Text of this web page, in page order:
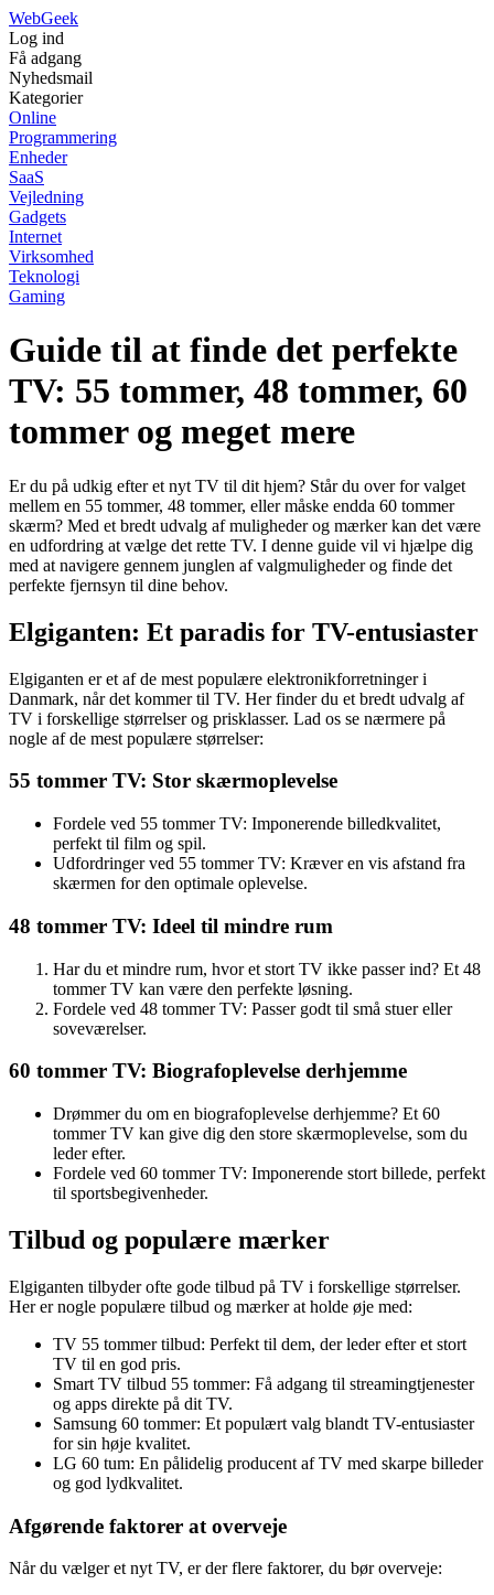
WebGeek
Log ind
Få adgang
Nyhedsmail
Kategorier
Online
Programmering
Enheder
SaaS
Vejledning
Gadgets
Internet
Virksomhed
Teknologi
Gaming
Guide til at finde det perfekte
TV: 55 tommer, 48 tommer, 60
tommer og meget mere
Er du på udkig efter et nyt TV til dit hjem? Står du over for valget
mellem en 55 tommer, 48 tommer, eller måske endda 60 tommer
skærm? Med et bredt udvalg af muligheder og mærker kan det være
en udfordring at vælge det rette TV. I denne guide vil vi hjælpe dig
med at navigere gennem junglen af valgmuligheder og finde det
perfekte fjernsyn til dine behov.
Elgiganten: Et paradis for TV-entusiaster
Elgiganten er et af de mest populære elektronikforretninger i
Danmark, når det kommer til TV. Her finder du et bredt udvalg af
TV i forskellige størrelser og prisklasser. Lad os se nærmere på
nogle af de mest populære størrelser:
55 tommer TV: Stor skærmoplevelse
Fordele ved 55 tommer TV: Imponerende billedkvalitet,
perfekt til film og spil.
Udfordringer ved 55 tommer TV: Kræver en vis afstand fra
skærmen for den optimale oplevelse.
48 tommer TV: Ideel til mindre rum
Har du et mindre rum, hvor et stort TV ikke passer ind? Et 48
tommer TV kan være den perfekte løsning.
Fordele ved 48 tommer TV: Passer godt til små stuer eller
soveværelser.
60 tommer TV: Biografoplevelse derhjemme
Drømmer du om en biografoplevelse derhjemme? Et 60
tommer TV kan give dig den store skærmoplevelse, som du
leder efter.
Fordele ved 60 tommer TV: Imponerende stort billede, perfekt
til sportsbegivenheder.
Tilbud og populære mærker
Elgiganten tilbyder ofte gode tilbud på TV i forskellige størrelser.
Her er nogle populære tilbud og mærker at holde øje med:
TV 55 tommer tilbud: Perfekt til dem, der leder efter et stort
TV til en god pris.
Smart TV tilbud 55 tommer: Få adgang til streamingtjenester
og apps direkte på dit TV.
Samsung 60 tommer: Et populært valg blandt TV-entusiaster
for sin høje kvalitet.
LG 60 tum: En pålidelig producent af TV med skarpe billeder
og god lydkvalitet.
Afgørende faktorer at overveje
Når du vælger et nyt TV, er der flere faktorer, du bør overveje: